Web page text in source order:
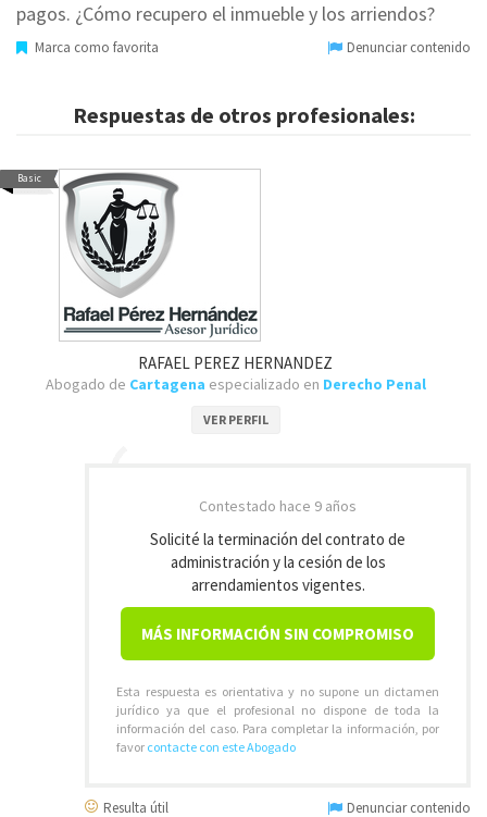
pagos. ¿Cómo recupero el inmueble y los arriendos?
Marca como favorita Denunciar contenido
Respuestas de otros profesionales:
Basic
RAFAEL PEREZ HERNANDEZ
Abogado de Cartagena especializado en Derecho Penal
VER PERFIL
Contestado hace 9 años
Solicité la terminación del contrato de
administración y la cesión de los
arrendamientos vigentes.
MÁS INFORMACIÓN SIN COMPROMISO
Esta respuesta es orientativa y no supone un dictamen
jurídico ya que el profesional no dispone de toda la
información del caso. Para completar la información, por
favor contacte con este Abogado
Resulta útil Denunciar contenido